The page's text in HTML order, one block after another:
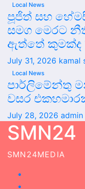
Local News
පූජිත් සහ
සමග මෙරට
ඇත්තේ කුමක්ද
July 31, 2026 kamal
Local News
පාර්ලිමේන්තු
වසර
July 28, 2026 admin
SMN24
SMN24MEDIA